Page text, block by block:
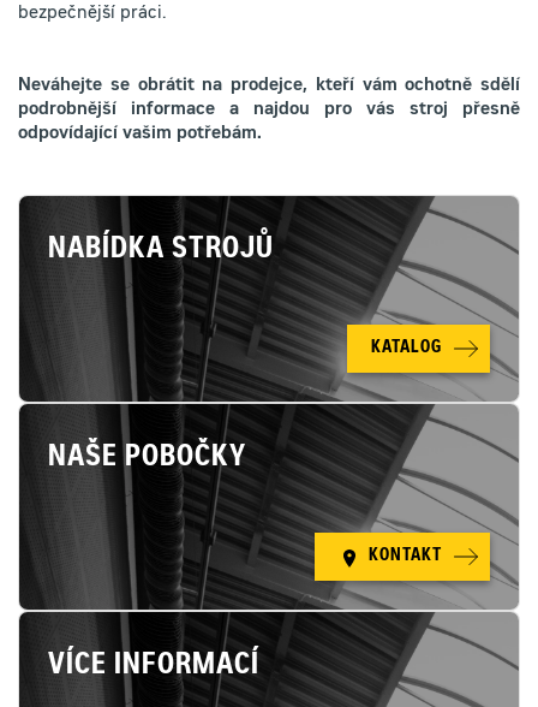
bezpečnější práci.
Neváhejte se obrátit na prodejce, kteří vám ochotně sdělí
podrobnější informace a najdou pro vás stroj přesně
odpovídající vašim potřebám.
NABÍDKA STROJŮ
KATALOG
NAŠE POBOČKY
KONTAKT
VÍCE INFORMACÍ